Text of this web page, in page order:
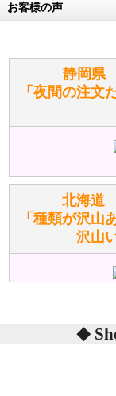
万が一欲しい
お任せくださ
てなしの心」
シュタイフの
るみのお手入れ方
詳しくはこちら
ぬいぐるみの
味などがあります
詳しくはこちら
お客様の声
静岡
「夜間の注文
北海
「種類が沢山
沢山
東京
「対応はどち